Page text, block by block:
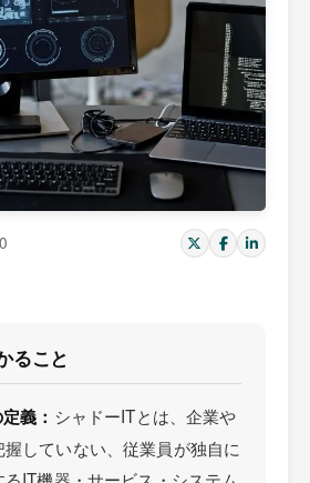
ること
義： シャドーITとは、企業や
していない、従業員が独自に